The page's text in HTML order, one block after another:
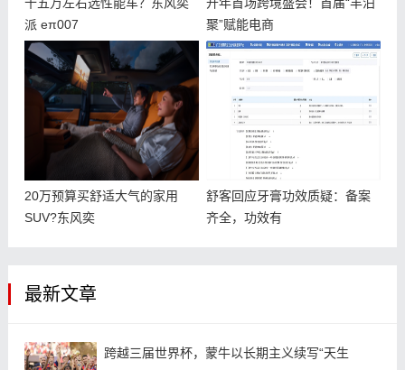
十五万左右选性能车？东风奕
派 eπ007
开年首场跨境盛会！首届“丰泊
聚”赋能电商
20万预算买舒适大气的家用
SUV?东风奕
​舒客回应牙膏功效质疑：备案
齐全，功效有
最新文章
跨越三届世界杯，蒙牛以长期主义续写“天生